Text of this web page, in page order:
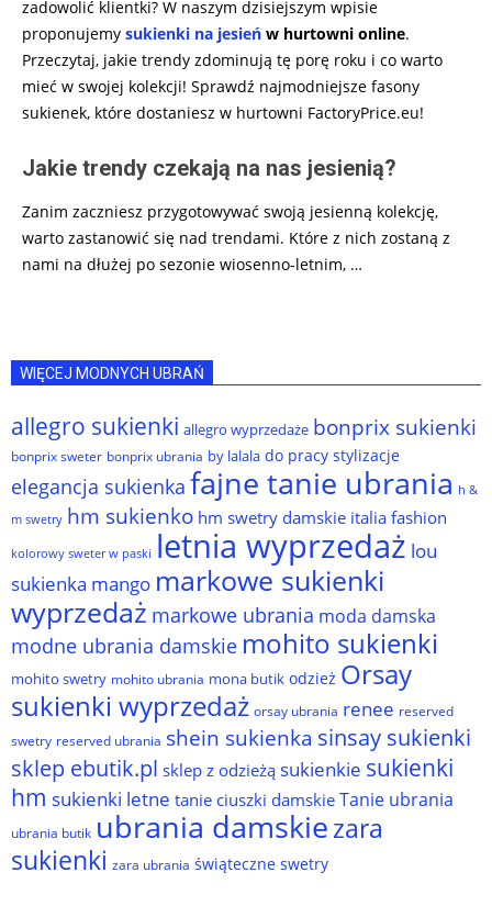
zadowolić klientki? W naszym dzisiejszym wpisie
proponujemy sukienki na jesień w hurtowni online.
Przeczytaj, jakie trendy zdominują tę porę roku i co warto
mieć w swojej kolekcji! Sprawdź najmodniejsze fasony
sukienek, które dostaniesz w hurtowni FactoryPrice.eu!
Jakie trendy czekają na nas jesienią?
Zanim zaczniesz przygotowywać swoją jesienną kolekcję,
warto zastanowić się nad trendami. Które z nich zostaną z
nami na dłużej po sezonie wiosenno-letnim, …
WIĘCEJ MODNYCH UBRAŃ
allegro sukienki allegro wyprzedaże bonprix sukienki
bonprix sweter bonprix ubrania by lalala do pracy stylizacje
elegancja sukienka fajne tanie ubrania h &
m swetry hm sukienko hm swetry damskie italia fashion
kolorowy sweter w paski letnia wyprzedaż lou
sukienka mango markowe sukienki
wyprzedaż markowe ubrania moda damska
modne ubrania damskie mohito sukienki
mohito swetry mohito ubrania mona butik odzież Orsay
sukienki wyprzedaż orsay ubrania renee reserved
swetry reserved ubrania shein sukienka sinsay sukienki
sklep ebutik.pl sklep z odzieżą sukienkie sukienki
hm sukienki letne tanie ciuszki damskie Tanie ubrania
ubrania butik ubrania damskiezara
sukienki zara ubrania świąteczne swetry